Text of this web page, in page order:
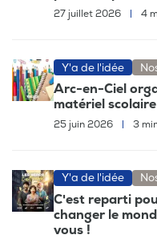
27 juillet 2026 4
Y'a de l'idée
Arc-en-Ciel
matériel
25 juin 2026 3
Y'a de l'idée
C'est reparti
changer le
vous !